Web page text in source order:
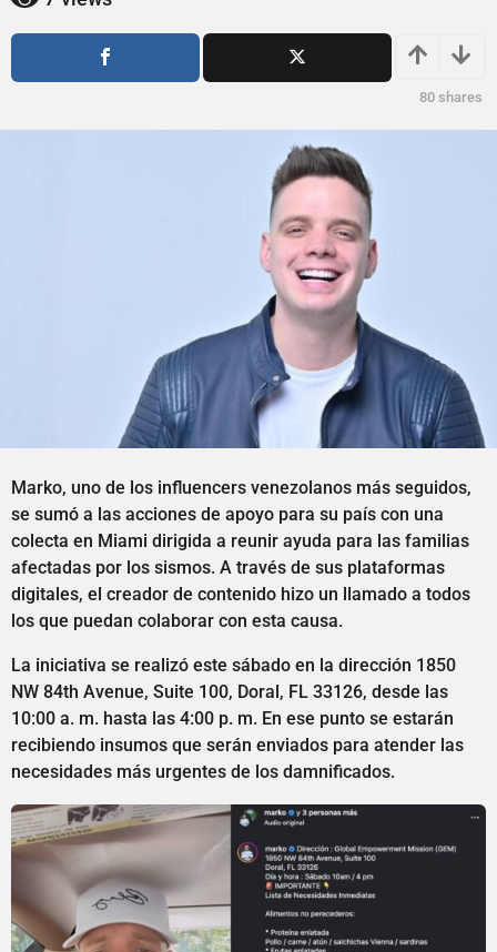
s
a
o
a
80 shares
Marko, uno de los influencers venezolanos más seguidos,
se sumó a las acciones de apoyo para su país con una
colecta en Miami dirigida a reunir ayuda para las familias
afectadas por los sismos. A través de sus plataformas
digitales, el creador de contenido hizo un llamado a todos
los que puedan colaborar con esta causa.
La iniciativa se realizó este sábado en la dirección 1850
NW 84th Avenue, Suite 100, Doral, FL 33126, desde las
10:00 a. m. hasta las 4:00 p. m. En ese punto se estarán
recibiendo insumos que serán enviados para atender las
necesidades más urgentes de los damnificados.